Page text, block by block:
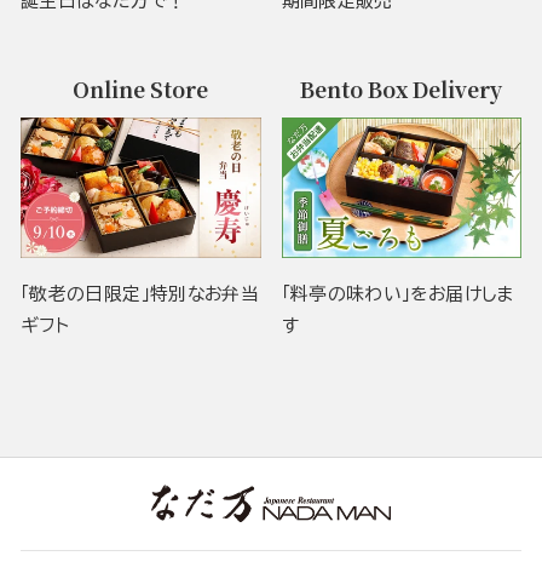
Online Store
「敬老の日限定」特別なお弁当
ギフト
Bento Box Delivery
「料亭の味わい」をお届けしま
す